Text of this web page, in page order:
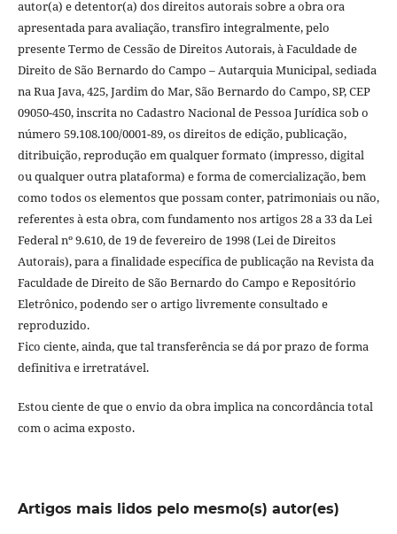
autor(a) e detentor(a) dos direitos autorais sobre a obra ora
apresentada para avaliação, transfiro integralmente, pelo
presente Termo de Cessão de Direitos Autorais, à Faculdade de
Direito de São Bernardo do Campo – Autarquia Municipal, sediada
na Rua Java, 425, Jardim do Mar, São Bernardo do Campo, SP, CEP
09050-450, inscrita no Cadastro Nacional de Pessoa Jurídica sob o
número 59.108.100/0001-89, os direitos de edição, publicação,
ditribuição, reprodução em qualquer formato (impresso, digital
ou qualquer outra plataforma) e forma de comercialização, bem
como todos os elementos que possam conter, patrimoniais ou não,
referentes à esta obra, com fundamento nos artigos 28 a 33 da Lei
Federal nº 9.610, de 19 de fevereiro de 1998 (Lei de Direitos
Autorais), para a finalidade específica de publicação na Revista da
Faculdade de Direito de São Bernardo do Campo e Repositório
Eletrônico, podendo ser o artigo livremente consultado e
reproduzido.
Fico ciente, ainda, que tal transferência se dá por prazo de forma
definitiva e irretratável.
Estou ciente de que o envio da obra implica na concordância total
com o acima exposto.
Artigos mais lidos pelo mesmo(s) autor(es)